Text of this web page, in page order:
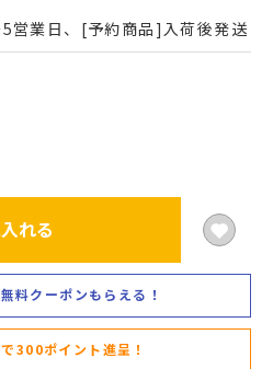
営業日、[予約商品]入荷後発送
れる
料クーポンもらえる！
300ポイント進呈！